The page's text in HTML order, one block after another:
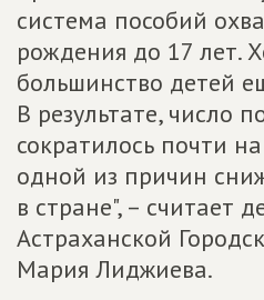
система пособий
рождения до 17 лет.
большинство детей
В результате, число
сократилось почти
одной из причин
в стране", – считает
Астраханской
Мария Лиджиева.